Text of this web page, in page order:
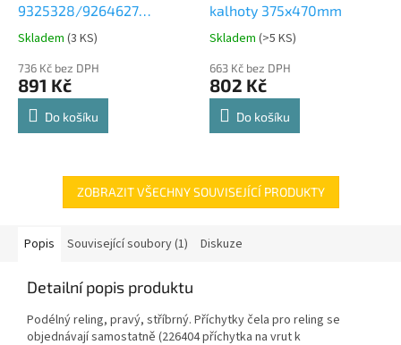
9325328/9264627
Comfort Spin 360° otočná
police 8kg
Průměrné
produktu
je
4,8
Skladem (3 KS)
736 Kč bez DPH
891 Kč
Do košíku
kalhoty 375x470mm
Průměrné
produktu
je
4,8
Skladem (>5 KS)
663 Kč bez DPH
802 Kč
Do košíku
ZOBRAZIT VŠECHNY SOUVISEJÍCÍ PRODUKTY
Popis Související soubory (1) Diskuze
Detailní popis produktu
Podélný reling, pravý, stříbrný. Příchytky čela pro reling se
objednávají samostatně (226404 příchytka na vrut k